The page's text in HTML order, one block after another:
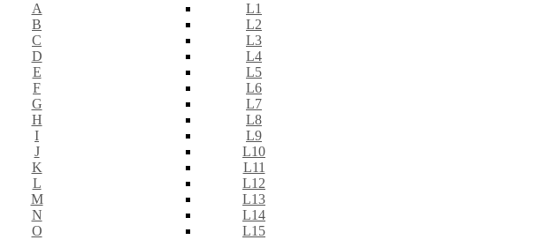
A
B
C
D
E
F
G
H
I
J
K
L
M
N
O
L1
L2
L3
L4
L5
L6
L7
L8
L9
L10
L11
L12
L13
L14
L15